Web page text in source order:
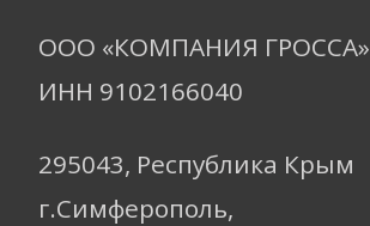
ООО «КОМПАНИЯ ГРОССА»
ИНН 9102166040
295043, Республика Крым
г.Симферополь,